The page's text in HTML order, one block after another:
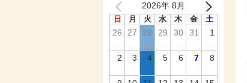
2026年 8月
日 月 火 水 木 金 土
26 27 28 29 30 31 1
2 3 4 5 6 7 8